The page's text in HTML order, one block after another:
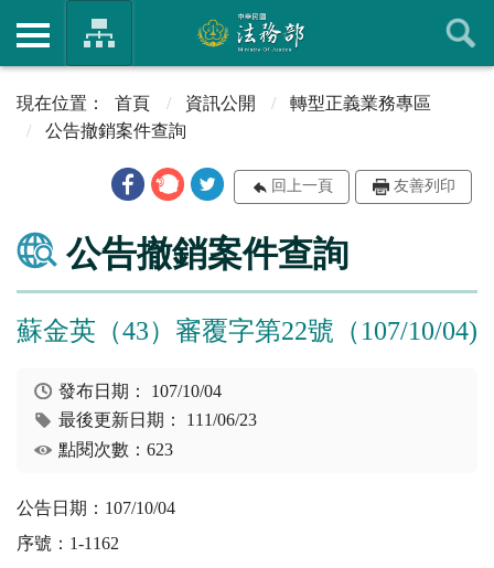
首頁 資訊公開
轉型正義業務專區
公告撤銷案件查詢
回上一頁 友善列印
公告撤銷案件查詢
蘇金英（43）審覆字第22號（107/10/04)
發布日期： 107/10/04
最後更新日期： 111/06/23
點閱次數：623
公告日期：107/10/04
序號：1-1162